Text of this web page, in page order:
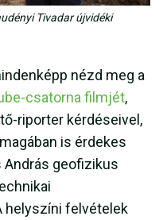
Tivadar újvidéki
nézd meg a
csatorna filmjét,
riporter kérdéseivel,
is érdekes
András geofizikus
helyszíni felvételek